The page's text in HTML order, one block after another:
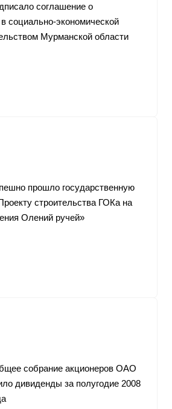
соглашение о
социально-экономической
Мурманской области
прошло государственную
строительства ГОКа на
Олений ручей»
собрание акционеров ОАО
дивиденды за полугодие 2008